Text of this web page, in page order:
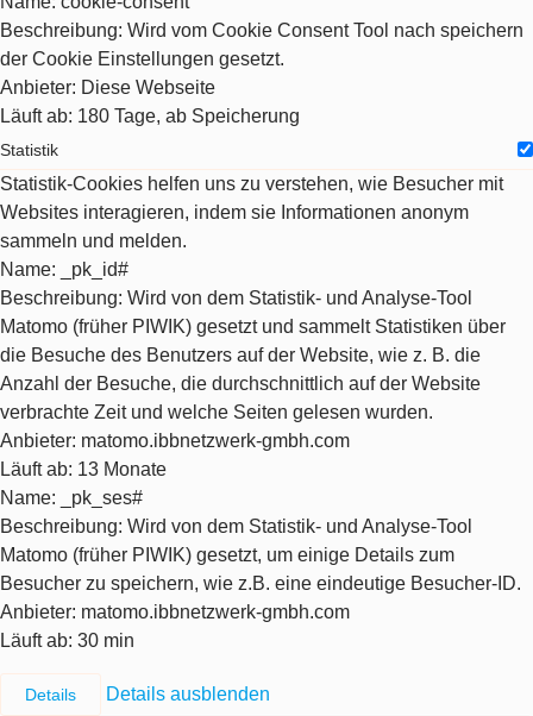
Beschreibung: Wird vom Cookie Consent Tool nach speichern
der Cookie Einstellungen gesetzt.
Anbieter: Diese Webseite
Läuft ab: 180 Tage, ab Speicherung
Statistik
Statistik-Cookies helfen uns zu verstehen, wie Besucher mit
Websites interagieren, indem sie Informationen anonym
sammeln und melden.
Name: _pk_id#
Beschreibung: Wird von dem Statistik- und Analyse-Tool
Matomo (früher PIWIK) gesetzt und sammelt Statistiken über
die Besuche des Benutzers auf der Website, wie z. B. die
Anzahl der Besuche, die durchschnittlich auf der Website
verbrachte Zeit und welche Seiten gelesen wurden.
Anbieter: matomo.ibbnetzwerk-gmbh.com
Läuft ab: 13 Monate
Name: _pk_ses#
Beschreibung: Wird von dem Statistik- und Analyse-Tool
Matomo (früher PIWIK) gesetzt, um einige Details zum
Besucher zu speichern, wie z.B. eine eindeutige Besucher-ID.
Anbieter: matomo.ibbnetzwerk-gmbh.com
Läuft ab: 30 min
Details Details ausblenden